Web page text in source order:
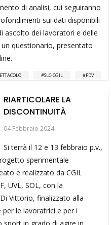
di analisi, cui seguiranno
sui dati disponibili
ascolto dei lavoratori e delle
questionario, presentato
SLC-CGIL FDV
RIARTICOLARE LA
DISCONTINUITÀ
04 Febbraio 2024
Si terrà il 12 e 13 febbraio p.v.,
sperimentale
e realizzato da CGIL
UVL, SOL, con la
Vittorio, finalizzato alla
le lavoratrici e per i